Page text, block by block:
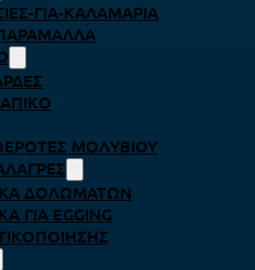
ΓΙΑ-ΚΑΛΑΜΆΡΙΑ
ΜΟΛΥΒΙΟΎ
ΔΟΛΩΜΆΤΩΝ
ΓΙΑ EGGING